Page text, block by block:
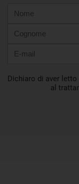
mail
Dichiaro di aver letto
al